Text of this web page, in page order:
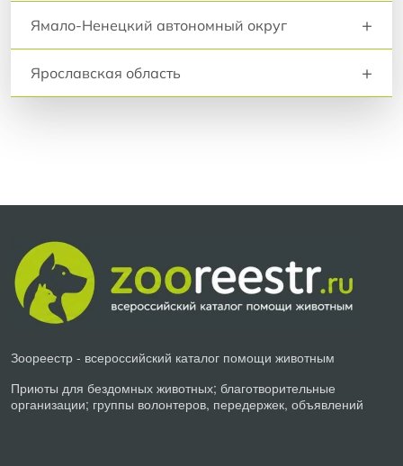
Ямало-Ненецкий автономный округ +
Ярославская область +
Зоореестр - всероссийский каталог помощи животным
Приюты для бездомных животных; благотворительные
организации; группы волонтеров, передержек, объявлений